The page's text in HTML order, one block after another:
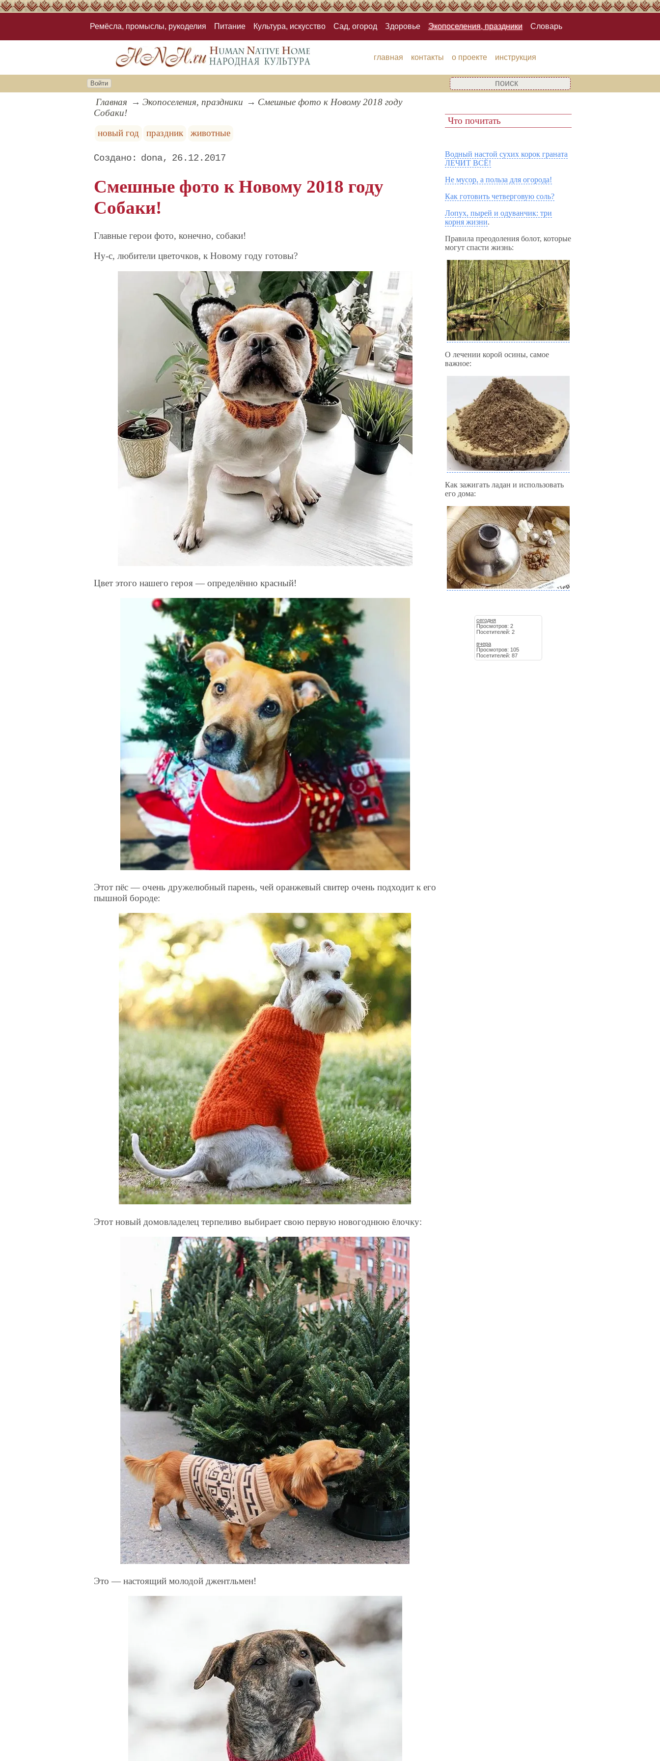
Ремёсла, промыслы, рукоделия Питание Культура, искусство Сад, огород Здоровье Экопоселения, праздники Словарь
главная контакты о проекте инструкция
Войти
Главная Экопоселения, праздники
Смешные фото к Новому 2018 году
Собаки!
новый год
праздник животные
dona 26.12.2017
Смешные фото к Новому 2018 году
Собаки!
Главные герои фото, конечно, собаки!
Ну-с, любители цветочков, к Новому году готовы?
Цвет этого нашего героя — определённо красный!
Этот пёс — очень дружелюбный парень, чей оранжевый свитер очень подходит к его
пышной бороде:
Этот новый домовладелец терпеливо выбирает свою первую новогоднюю ёлочку:
Это — настоящий молодой джентльмен!
Что почитать
Водный настой сухих корок граната
ЛЕЧИТ ВСЁ!
Не мусор, а польза для огорода!
Как готовить четверговую соль?
Лопух, пырей и одуванчик: три
корня жизни.
Правила преодоления болот, которые
могут спасти жизнь:
О лечении корой осины, самое
важное:
Как зажигать ладан и использовать
его дома:
сегодня
Просмотров: 2
Посетителей: 2
вчера
Просмотров: 105
Посетителей: 87